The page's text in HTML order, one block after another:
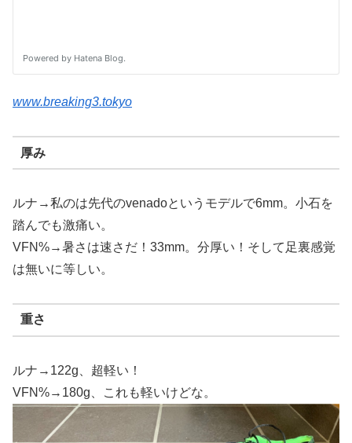
www.breaking3.tokyo
厚み
ルナ→私のは先代のvenadoというモデルで6mm。小石を
踏んでも激痛い。
VFN%→暑さは速さだ！33mm。分厚い！そして足裏感覚
は無いに等しい。
重さ
ルナ→122g、超軽い！
VFN%→180g、これも軽いけどな。